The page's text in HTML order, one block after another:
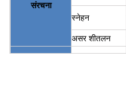
संरचना
स्नेहन
असर शीतलन